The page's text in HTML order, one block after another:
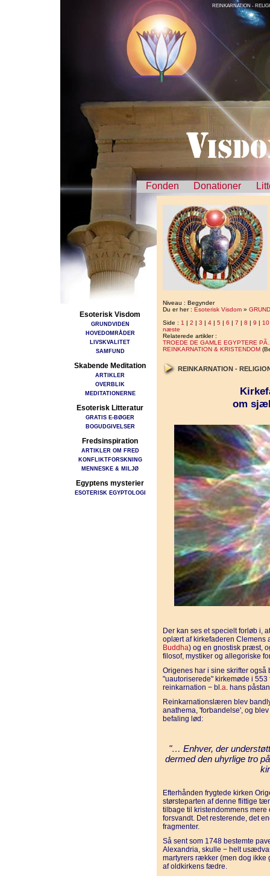
REINKARNATION -
Fonden Donationer
Esoterisk Visdom
GRUNDVIDEN
HOVEDOMRÅDER
LIVSKVALITET
SAMFUND
Skabende Meditation
ARTIKLER
OVERBLIK
MEDITATIONERNE
Esoterisk Litteratur
GRATIS E-BØGER
BOGUDGIVELSER
Fredsinspiration
ARTIKLER OM FRED
KONFLIKTFORSKNING
MENNESKE & MILJØ
Egyptens mysterier
ESOTERISK EGYPTOLOGI
Niveau : Begynder
Du er her : Esoterisk Visdom »
Side : 1 | 2 | 3 | 4 | 5 | 6 | 7 | 8 | 9 | 10
næste
Relaterede artikler :
TROEDE DE GAMLE EGYPTERE
REINKARNATION & KRISTENDOM
REINKARNATION -
om
Der kan ses et specielt forløb i,
oplært af kirkefaderen Clemens
Buddha) og en gnostisk præst,
filosof, mystiker og allegoriske
Origenes har i sine skrifter
"uautoriserede" kirkemøde i
reinkarnation − bl.a. hans
Reinkarnationslæren blev
anathema, 'forbandelse', og
befaling lød:
"… Enhver, der
dermed den uhyrlige tro
Efterhånden frygtede kirken
størsteparten af denne flittige
tilbage til kristendommens
forsvandt. Det resterende, det
fragmenter.
Så sent som 1748 bestemte
Alexandria, skulle − helt
martyrers rækker (men dog ikke
af oldkirkens fædre.